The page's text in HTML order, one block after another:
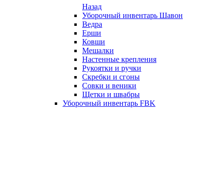
Назад
Уборочный инвентарь Шавон
Ведра
Ерши
Ковши
Мешалки
Настенные крепления
Рукоятки и ручки
Скребки и сгоны
Совки и веники
Щетки и швабры
Уборочный инвентарь FBK